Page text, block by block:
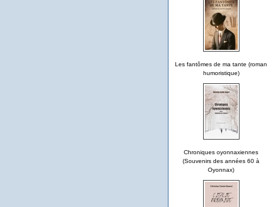
Les fantômes de ma tante (roman
humoristique)
Chroniques oyonnaxiennes
(Souvenirs des années 60 à
Oyonnax)